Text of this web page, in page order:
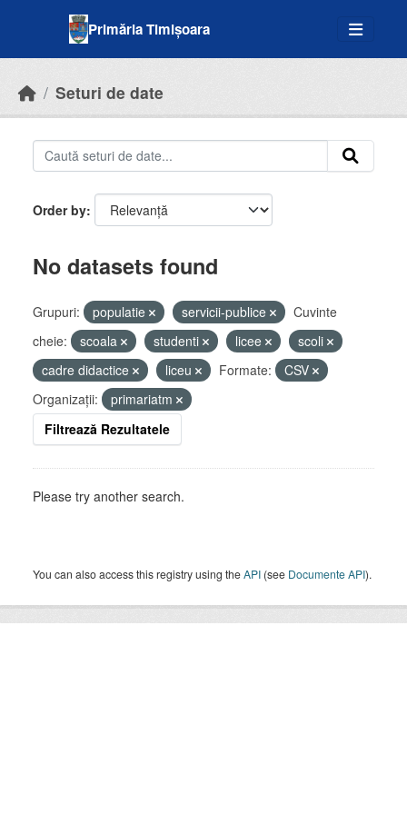
Primăria Timișoara
Seturi de date
Order by
No datasets found
Grupuri: populatie servicii-publice
Cuvinte
cheie:
scoala studenti licee
scoli
cadre didactice
liceu Formate:
CSV
Organizații:
primariatm
Filtrează Rezultatele
Please try another search.
You can also access this registry using theAPI (see Documente API).